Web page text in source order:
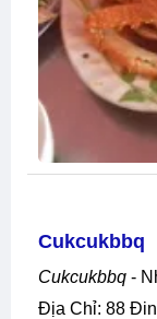
Cukcukbbq
Cukcukbbq -
Địa Chỉ: 88 Đinh Văn Chấp, Hoà Xuân, Cẩm Lệ, Đà